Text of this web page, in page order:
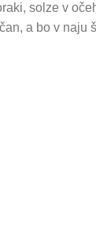
solze v
a bo v naju